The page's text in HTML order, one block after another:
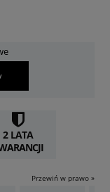
2 LATA
Przewiń w prawo »